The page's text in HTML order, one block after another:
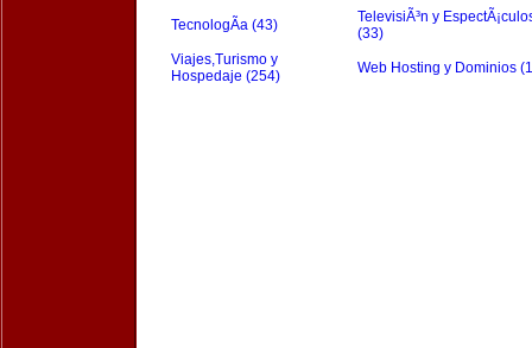
TecnologÃ­a (43)
TelevisiÃ³n y
(33)
Viajes,Turismo y
Hospedaje (254)
Web Hosting y Dominios